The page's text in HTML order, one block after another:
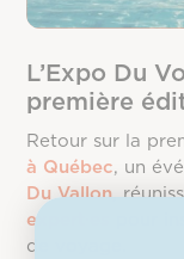
L’Expo Du
première
Retour sur la
à Québec, un
Du Vallon,
expert·es
pour
de voyage.